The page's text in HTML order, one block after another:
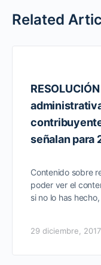
Related
señalan para
Contenido sobre
poder ver el
si no lo has
29 diciembre, 2017